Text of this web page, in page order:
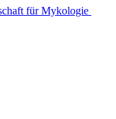
für Mykologie